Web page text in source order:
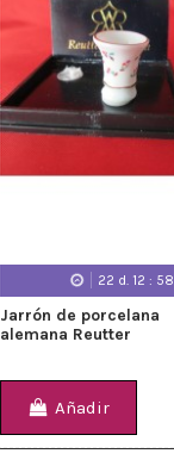
22 d. 12 :58
Jarrón de porcelana
alemana Reutter
Añadir